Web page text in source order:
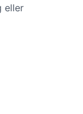
eller